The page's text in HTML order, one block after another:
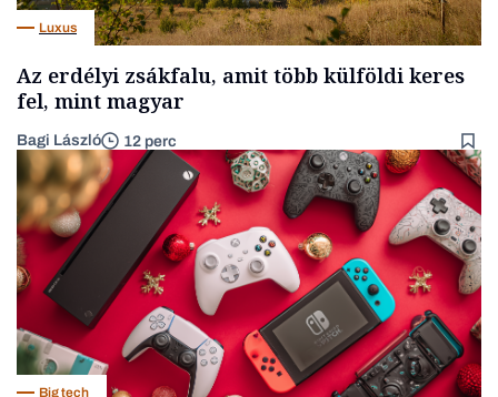
Luxus
Az erdélyi zsákfalu, amit több külföldi keres
fel, mint magyar
Bagi László 12 perc
Big tech